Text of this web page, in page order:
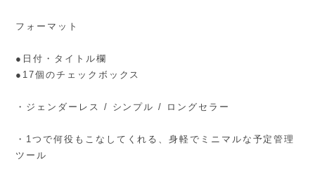
フォーマット
●日付・タイトル欄
●17個のチェックボックス
・ジェンダーレス / シンプル / ロングセラー
・1つで何役もこなしてくれる、身軽でミニマルな予定管理
ツール